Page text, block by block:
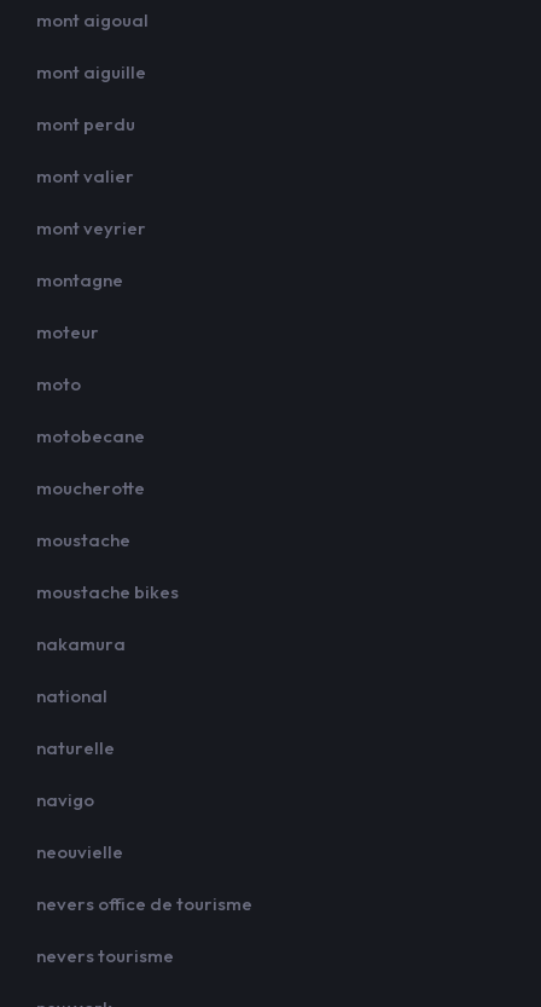
mont aigoual
mont aiguille
mont perdu
mont valier
mont veyrier
montagne
moteur
moto
motobecane
moucherotte
moustache
moustache bikes
nakamura
national
naturelle
navigo
neouvielle
nevers office de tourisme
nevers tourisme